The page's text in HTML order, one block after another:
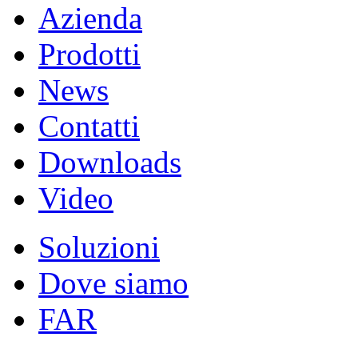
Azienda
Prodotti
News
Contatti
Downloads
Video
Soluzioni
Dove siamo
FAR